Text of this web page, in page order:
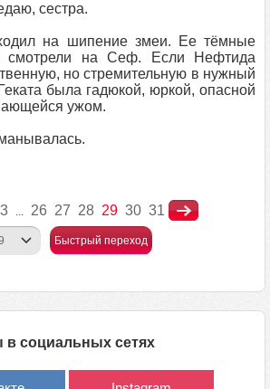
сестра.
на шипение змеи. Ее тёмные
смотрели на Сеф. Если Нефтида
но стремительную в нужный
была гадюкой, юркой, опасной
ужом.
3 ... 26 27 28 29 30 31
Быстрый переход
в социальных сетях